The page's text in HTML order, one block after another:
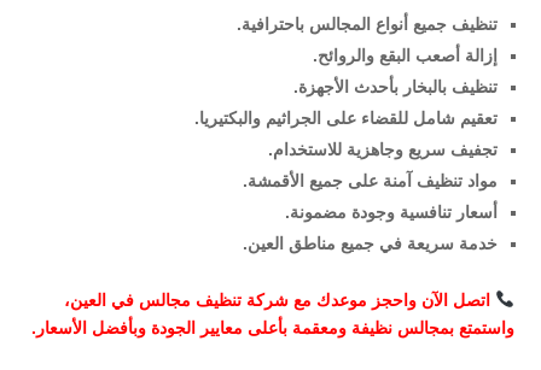
تنظيف جميع أنواع المجالس باحترافية.
إزالة أصعب البقع والروائح.
تنظيف بالبخار بأحدث الأجهزة.
تعقيم شامل للقضاء على الجراثيم والبكتيريا.
تجفيف سريع وجاهزية للاستخدام.
مواد تنظيف آمنة على جميع الأقمشة.
أسعار تنافسية وجودة مضمونة.
خدمة سريعة في جميع مناطق العين.
اتصل الآن واحجز موعدك مع شركة تنظيف مجالس في العين،
واستمتع بمجالس نظيفة ومعقمة بأعلى معايير الجودة وبأفضل الأسعار.